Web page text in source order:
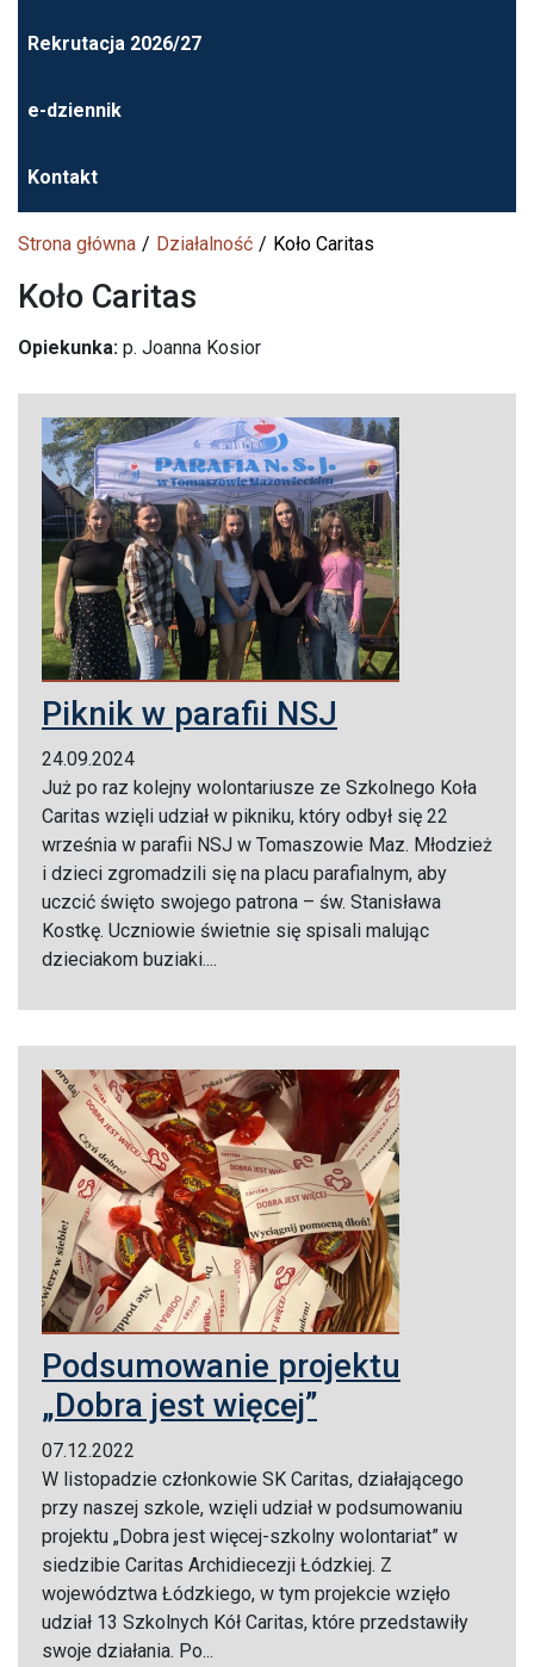
Rekrutacja 2026/27
e-dziennik
Kontakt
Strona główna Działalność Koło Caritas
Koło Caritas
Opiekunka: p. Joanna Kosior
Piknik w parafii NSJ
24.09.2024
Już po raz kolejny wolontariusze ze Szkolnego Koła
Caritas wzięli udział w pikniku, który odbył się 22
września w parafii NSJ w Tomaszowie Maz. Młodzież
i dzieci zgromadzili się na placu parafialnym, aby
uczcić święto swojego patrona – św. Stanisława
Kostkę. Uczniowie świetnie się spisali malując
dzieciakom buziaki....
Podsumowanie projektu
„Dobra jest więcej”
07.12.2022
W listopadzie członkowie SK Caritas, działającego
przy naszej szkole, wzięli udział w podsumowaniu
projektu „Dobra jest więcej-szkolny wolontariat” w
siedzibie Caritas Archidiecezji Łódzkiej. Z
województwa Łódzkiego, w tym projekcie wzięło
udział 13 Szkolnych Kół Caritas, które przedstawiły
swoje działania. Po...